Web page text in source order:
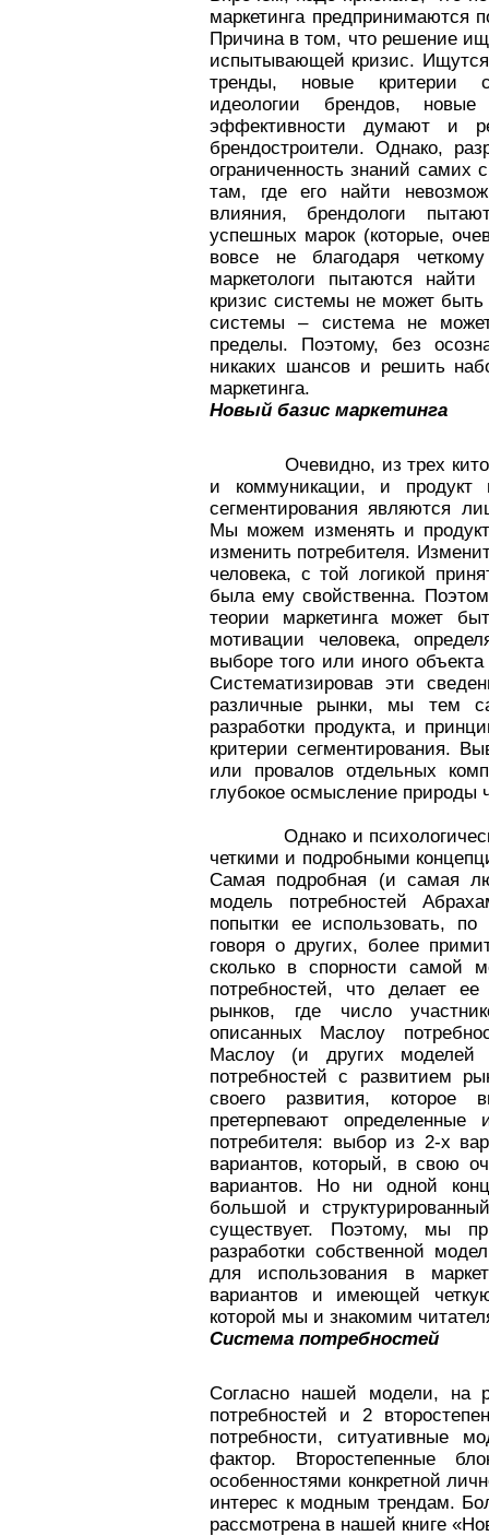
маркетинга предпринимаются
Причина в том, что решение
испытывающей кризис. Ищутся
тренды, новые критерии
идеологии брендов,
эффективности думают и
брендостроители. Однако,
ограниченность знаний самих
там, где его найти
влияния, брендологи
успешных марок (которые,
вовсе не благодаря
маркетологи пытаются
кризис системы не может
системы – система не
пределы. Поэтому, без
никаких шансов и решить
маркетинга.
Новый базис маркетинга
Очевидно, из трех китов
и коммуникации, и
сегментирования являются
Мы можем изменять и
изменить потребителя.
человека, с той логикой
была ему свойственна.
теории маркетинга может
мотивации человека,
выборе того или иного
Систематизировав эти
различные рынки, мы тем
разработки продукта, и
критерии сегментирования.
или провалов отдельных
глубокое осмысление природы
Однако и психологическая
четкими и подробными
Самая подробная (и самая
модель потребностей
попытки ее использовать,
говоря о других, более
сколько в спорности самой
потребностей, что делает
рынков, где число
описанных Маслоу
Маслоу (и других моделей
потребностей с развитием
своего развития, которое
претерпевают определенные
потребителя: выбор из 2-х
вариантов, который, в свою
вариантов. Но ни одной
большой и
существует. Поэтому, мы
разработки собственной
для использования в
вариантов и имеющей
которой мы и знакомим
Система потребностей
Согласно нашей модели, на
потребностей и 2
потребности, ситуативные
фактор. Второстепенные
особенностями конкретной
интерес к модным трендам.
рассмотрена в нашей книге